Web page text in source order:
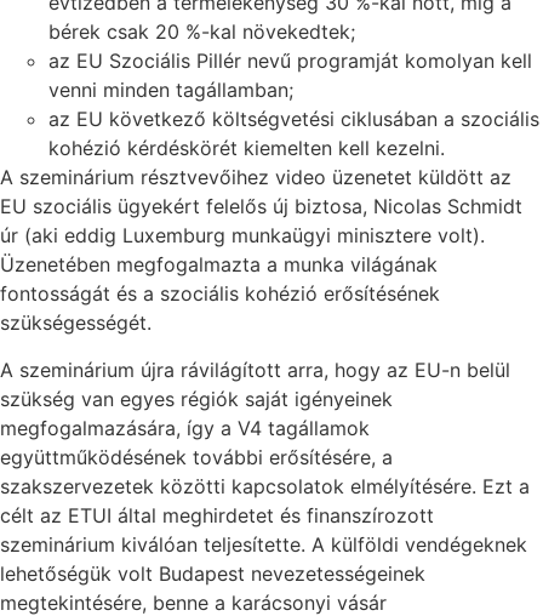
bérek csak 20 %-kal növekedtek;
az EU Szociális Pillér nevű programját komolyan kell
venni minden tagállamban;
az EU következő költségvetési ciklusában a szociális
kohézió kérdéskörét kiemelten kell kezelni.
A szeminárium résztvevőihez video üzenetet küldött az
EU szociális ügyekért felelős új biztosa, Nicolas Schmidt
úr (aki eddig Luxemburg munkaügyi minisztere volt).
Üzenetében megfogalmazta a munka világának
fontosságát és a szociális kohézió erősítésének
szükségességét.
A szeminárium újra rávilágított arra, hogy az EU-n belül
szükség van egyes régiók saját igényeinek
megfogalmazására, így a V4 tagállamok
együttműködésének további erősítésére, a
szakszervezetek közötti kapcsolatok elmélyítésére. Ezt a
célt az ETUI által meghirdetet és finanszírozott
szeminárium kiválóan teljesítette. A külföldi vendégeknek
lehetőségük volt Budapest nevezetességeinek
megtekintésére, benne a karácsonyi vásár